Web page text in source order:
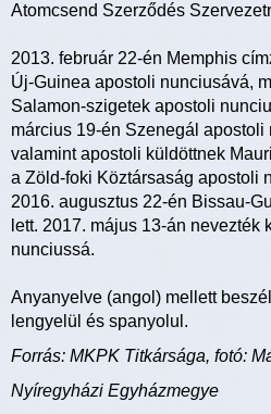
Atomcsend Szerződés
2013. február 22-én Memphis
Új-Guinea apostoli nunciusává,
Salamon-szigetek apostoli
március 19-én Szenegál
valamint apostoli küldöttnek
a Zöld-foki Köztársaság apostoli
2016. augusztus 22-én Bissau-
lett. 2017. május 13-án nevezték
nunciussá.
Anyanyelve (angol) mellett
lengyelül és spanyolul.
Forrás: MKPK Titkársága, fotó:
Nyíregyházi Egyházmegye